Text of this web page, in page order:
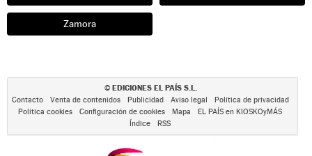
Zamora
© EDICIONES EL PAÍS S.L.
Contacto Venta de contenidos Publicidad Aviso legal
Política de privacidad
Política cookies
Configuración de cookies Mapa
EL PAÍS en KIOSKOyMÁS
Índice
RSS